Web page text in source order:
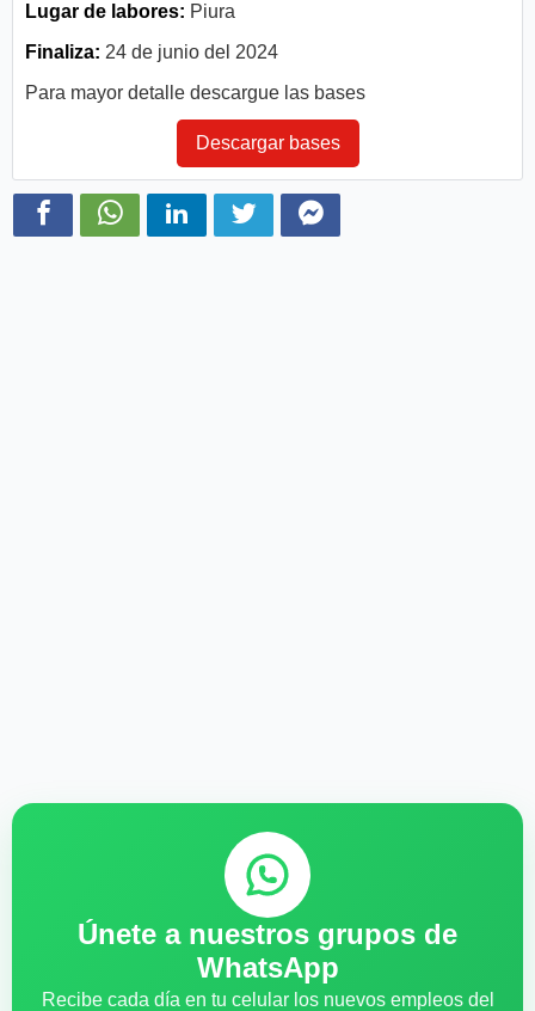
Lugar de labores: Piura
Finaliza: 24 de junio del 2024
Para mayor detalle descargue las bases
Descargar bases
Únete a nuestros grupos de
WhatsApp
Recibe cada día en tu celular los nuevos empleos del